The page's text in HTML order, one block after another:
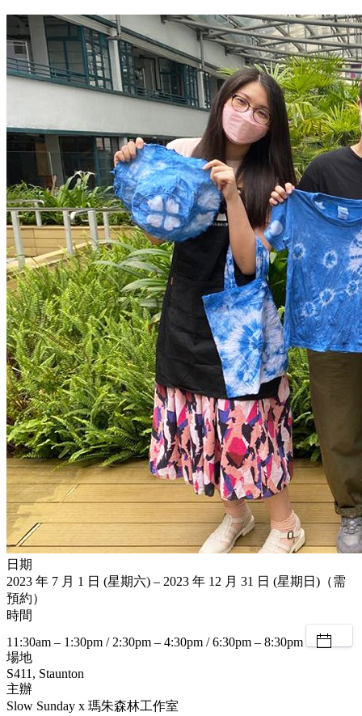
日期
2023 年 7 月 1 日 (星期六) – 2023 年 12 月 31 日 (星期日)（需
預約）
時間
11:30am – 1:30pm / 2:30pm – 4:30pm / 6:30pm – 8:30pm
場地
S411, Staunton
主辦
Slow Sunday x 瑪朱森林工作室